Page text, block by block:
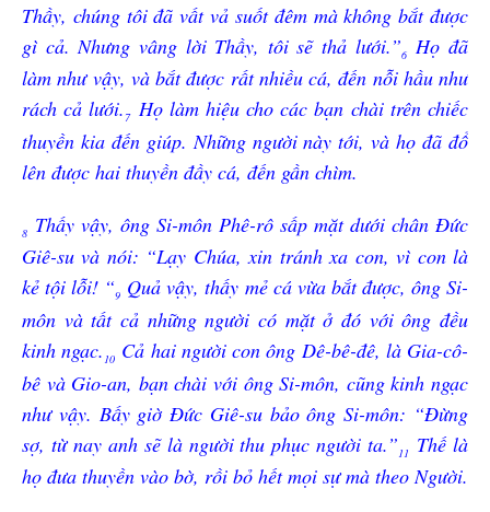
Thầy, chúng tôi đã vất vả suốt đêm mà không bắt được
gì cả. Nhưng vâng lời Thầy, tôi sẽ thả lưới.”6Họ đã
làm như vậy, và bắt được rất nhiều cá, đến nỗi hầu như
rách cả lưới. 7Họ làm hiệu cho các bạn chài trên chiếc
thuyền kia đến giúp. Những người này tới, và họ đã đổ
lên được hai thuyền đầy cá, đến gần chìm.
8 Thấy vậy, ông Si-môn Phê-rô sấp mặt dưới chân Đức
Giê-su và nói: “Lạy Chúa, xin tránh xa con, vì con là
kẻ tội lỗi! “9 Quả vậy, thấy mẻ cá vừa bắt được, ông Si-
môn và tất cả những người có mặt ở đó với ông đều
kinh ngạc. 10 Cả hai người con ông Dê-bê-đê, là Gia-cô-
bê và Gio-an, bạn chài với ông Si-môn, cũng kinh ngạc
như vậy. Bấy giờ Đức Giê-su bảo ông Si-môn: “Đừng
sợ, từ nay anh sẽ là người thu phục người ta.”11
Thế là
họ đưa thuyền vào bờ, rồi bỏ hết mọi sự mà theo Người.